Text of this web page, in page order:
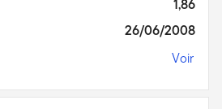
1,86
26/06/2008
Voir